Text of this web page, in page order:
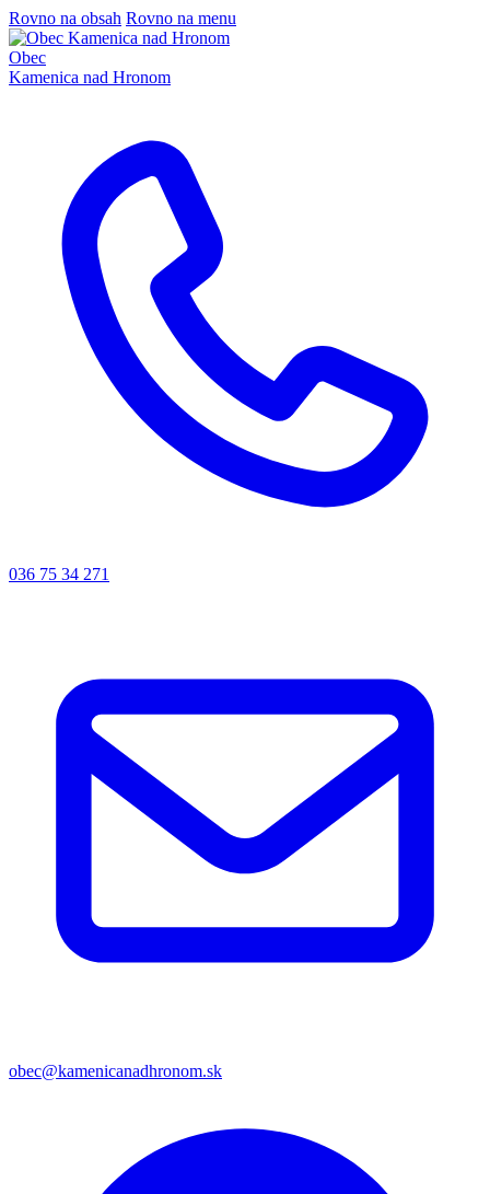
Rovno na obsah Rovno na menu
Obec
Kamenica nad Hronom
036 75 34 271
obec@kamenicanadhronom.sk